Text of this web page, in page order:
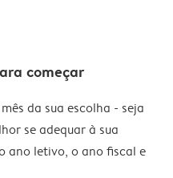
começar
da sua escolha - seja
se adequar à sua
ano letivo, o ano fiscal e